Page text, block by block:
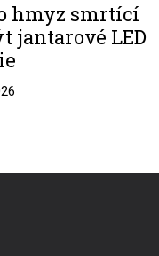
hmyz smrtící
jantarové LED